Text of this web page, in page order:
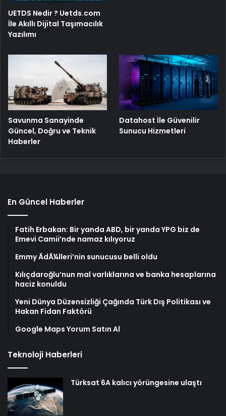
UETDS Nedir ? Uetds.com
İle Akıllı Dijital Taşımacılık
Yazılımı
Savunma Sanayinde
Güncel, Doğru ve Teknik
Haberler
Datahost İle Güvenilir
Sunucu Hizmetleri
En Güncel Haberler
Fatih Erbakan: Bir yanda ABD, bir yanda YPG biz de
Emevi Camii’nde namaz kılıyoruz
Emmy ÃdÃ¼lleri’nin sunucusu belli oldu
Kılıçdaroğlu’nun mal varlıklarına ve banka hesaplarına
haciz konuldu
Yeni Dünya Düzensizliği Çağında Türk Dış Politikası ve
Hakan Fidan Faktörü
Google Maps Yorum Satın Al
Teknoloji Haberleri
Türksat 6A kalıcı yörüngesine ulaştı